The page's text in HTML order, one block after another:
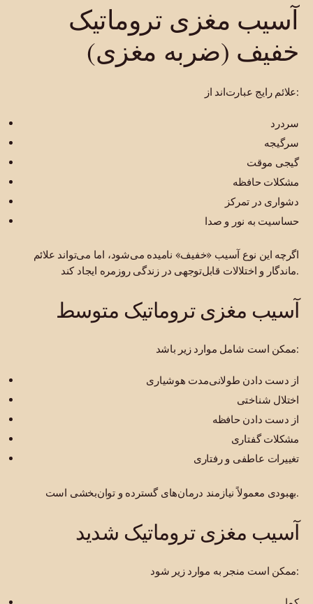
آسیب مغزی تروماتیک
خفیف (ضربه مغزی)
علائم رایج عبارت‌اند از:
سردرد
سرگیجه
گیجی موقت
مشکلات حافظه
دشواری در تمرکز
حساسیت به نور و صدا
اگرچه این نوع آسیب «خفیف» نامیده می‌شود، اما می‌تواند علائم
ماندگار و اختلالات قابل‌توجهی در زندگی روزمره ایجاد کند.
آسیب مغزی تروماتیک متوسط
ممکن است شامل موارد زیر باشد:
از دست دادن طولانی‌مدت هوشیاری
اختلال شناختی
از دست دادن حافظه
مشکلات گفتاری
تغییرات عاطفی و رفتاری
بهبودی معمولاً نیازمند درمان‌های گسترده و توان‌بخشی است.
آسیب مغزی تروماتیک شدید
ممکن است منجر به موارد زیر شود: